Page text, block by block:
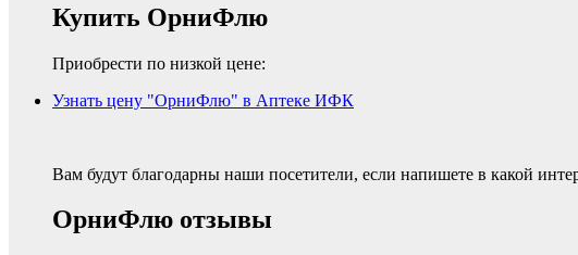
Купить ОрниФлю
Приобрести по низкой цене:
Узнать цену "ОрниФлю" в Аптеке ИФК
Вам будут благодарны наши посетители, если напишете в какой
ОрниФлю отзывы